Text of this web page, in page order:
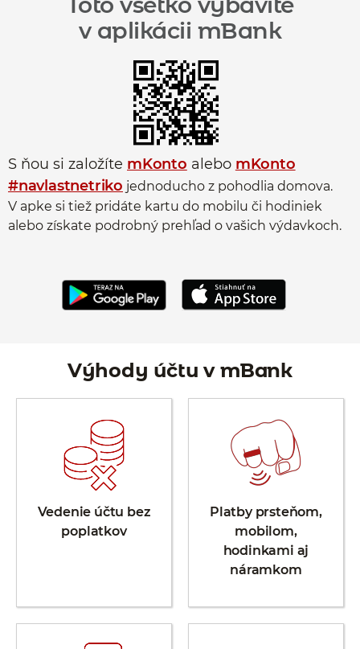
v aplikácii mBank
S ňou si založíte mKonto alebo mKonto
#navlastnetriko jednoducho z pohodlia domova.
V apke si tiež pridáte kartu do mobilu či hodiniek
alebo získate podrobný prehľad o vašich výdavkoch.
Výhody účtu v mBank
Vedenie účtu bez
poplatkov
Platby prsteňom,
mobilom,
hodinkami aj
náramkom